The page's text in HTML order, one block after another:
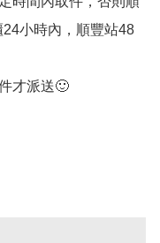
小時內，順豐站48
才派送🙂